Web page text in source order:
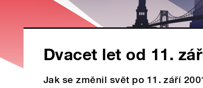
Dvacet let od 11.
Jak se změnil svět po 11. září